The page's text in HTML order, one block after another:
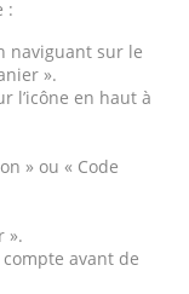
:
naviguant sur le
».
l’icône en haut à
» ou « Code
».
avant de